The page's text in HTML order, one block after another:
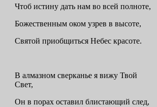
Чтоб истину дать нам во всей полноте,
Божественным оком узрев в высоте,
Святой приобщиться Небес красоте.
В алмазном сверканье я вижу Твой
Свет,
Он в порах оставил блистающий след,